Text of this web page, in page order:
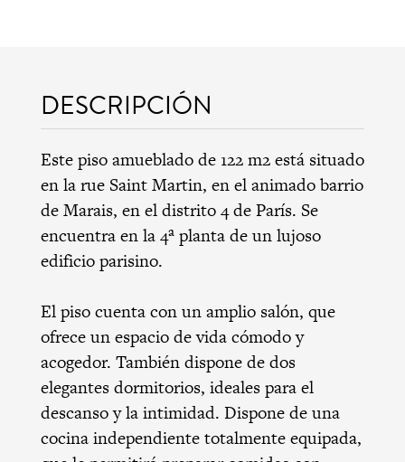
DESCRIPCIÓN
Este piso amueblado de 122 m2 está situado
en la rue Saint Martin, en el animado barrio
de Marais, en el distrito 4 de París. Se
encuentra en la 4ª planta de un lujoso
edificio parisino.
El piso cuenta con un amplio salón, que
ofrece un espacio de vida cómodo y
acogedor. También dispone de dos
elegantes dormitorios, ideales para el
descanso y la intimidad. Dispone de una
cocina independiente totalmente equipada,